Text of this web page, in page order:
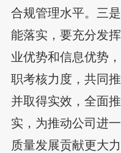
合规管理水平。三
能落实，要充分发
业优势和信息优势
职考核力度，共同
并取得实效，全面
实，为推动公司进
质量发展贡献更大力